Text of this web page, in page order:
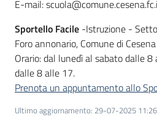
E-mail:
Sportello Facile -Istruzione -
Foro annonario, Comune di
Orario: dal lunedì al sabato dalle
dalle 8 alle 17.
Prenota un appuntamento allo
Ultimo aggiornamento: 29-07-2025 11:26